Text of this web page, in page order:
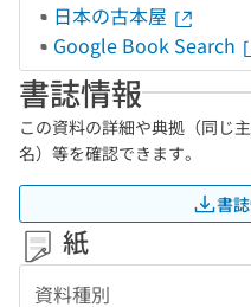
日本の古本屋
Google Book Search
書誌情報
この資料の詳細や典拠（同じ
名）等を確認できます。
書
紙
資料種別